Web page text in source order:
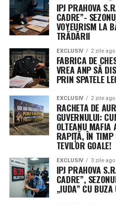
plat permite optimizarea
facilitând desfășurarea rapidă
senzori, esențiale pentru
timp real.
Misterul celui de-al treilea
operațională ascunde
cheie
Un aspect neobișnuit al
sub anonimat a celui de-al
contractului. Purtătorii de
au precizat că decizia este
de securitate operațională
profilurile misiunilor
dezvoltate.
IPJ PRAHOVA
CADRE”-
VOYEURISM LA
TRĂDĂRII
EXCLUSIV 2 zile ago
FABRICA DE
VREA ANP SĂ
PRIN SPATELE
EXCLUSIV 2 zile ago
RACHETA DE
GUVERNULUI:
OLTEANU MAFIA
RAPIȚĂ, ÎN TIMP
TEVILOR GOALE!
EXCLUSIV 3 zile ago
IPJ PRAHOVA
CADRE”,
„IUDA” CU